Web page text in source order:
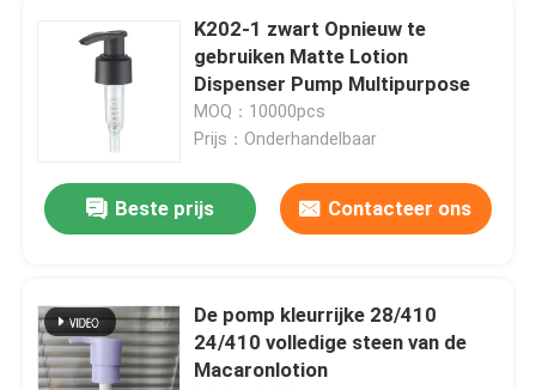
K202-1 zwart Opnieuw te
gebruiken Matte Lotion
Dispenser Pump Multipurpose
MOQ：10000pcs
Prijs：Onderhandelbaar
Beste prijs Contacteer ons
De pomp kleurrijke 28/410
24/410 volledige steen van de
Macaronlotion